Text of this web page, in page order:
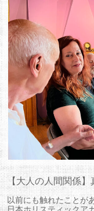
【大人の人間関係
以前にも触れたことが